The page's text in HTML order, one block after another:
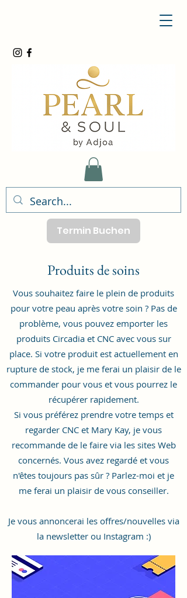
Termin Buchen
Produits de soins
Vous souhaitez faire le plein de produits
pour votre peau après votre soin ? Pas de
problème, vous pouvez emporter les
produits Circadia et CNC avec vous sur
place. Si votre produit est actuellement en
rupture de stock, je me ferai un plaisir de le
commander pour vous et vous pourrez le
récupérer rapidement.
Si vous préférez prendre votre temps et
regarder CNC et Mary Kay, je vous
recommande de le faire via les sites Web
concernés. Vous avez regardé et vous
n'êtes toujours pas sûr ? Parlez-moi et je
me ferai un plaisir de vous conseiller.
Je vous annoncerai les offres/nouvelles via
la newsletter ou Instagram :)